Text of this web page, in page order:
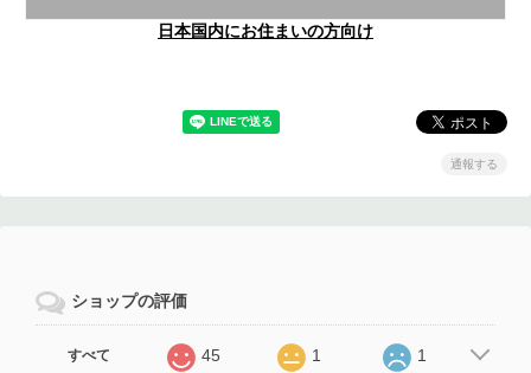
日本国内にお住まいの方向け
通報する
ショップの評価
すべて 45 1 1